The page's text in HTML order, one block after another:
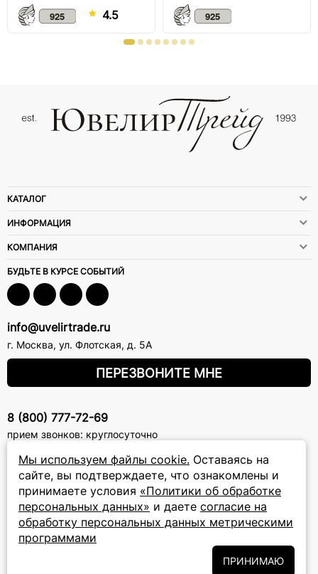
4.5
Мы используем файлы cookie. Оставаясь на
сайте, вы подтверждаете, что ознакомлены и
принимаете условия «Политики об обработке
персональных данных» и даете согласие на
обработку персональных данных метрическими
программами
ПРИНИМАЮ
КАТАЛОГ
ИНФОРМАЦИЯ
КОМПАНИЯ
БУДЬТЕ В КУРСЕ СОБЫТИЙ
info@uvelirtrade.ru
г. Москва, ул. Флотская, д. 5А
ПЕРЕЗВОНИТЕ МНЕ
8 (800) 777-72-69
прием звонков: круглосуточно
ПОДПИСКА НА РАССЫЛКУ
Подписаться на новости
Подписываясь на рассылку, вы соглашаетесь с условиямиПолитики
обработки персональных данных